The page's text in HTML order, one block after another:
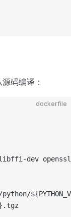
码编译：
dockerfile
dev